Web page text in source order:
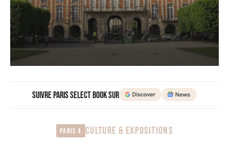
Suivre Paris Select Book sur
Paris 4 CULTURE & EXPOSITIONS